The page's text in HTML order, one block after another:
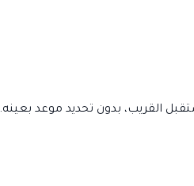
القريب، بدون تحديد موعد بعينه.